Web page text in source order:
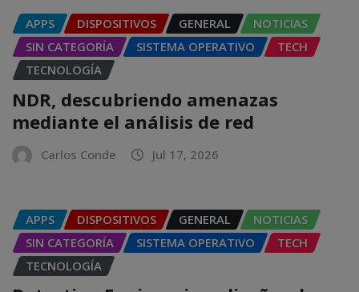
APPS DISPOSITIVOS GENERAL
NOTICIAS
SIN CATEGORÍA
SISTEMA OPERATIVO
TECH
TECNOLOGÍA
NDR, descubriendo amenazas
mediante el análisis de red
Carlos Conde Jul 17, 2026
APPS DISPOSITIVOS GENERAL
NOTICIAS
SIN CATEGORÍA
SISTEMA OPERATIVO
TECH
TECNOLOGÍA